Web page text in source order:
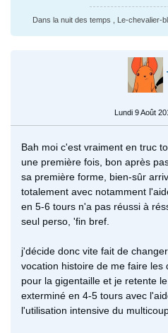
Dans la nuit des temps , Le-chevalier-
Lundi 9 Août
Bah moi c'est vraiment en truc
une première fois, bon après
sa première forme, bien-sûr
totalement avec notamment
en 5-6 tours n'a pas réussi à
seul perso, 'fin bref.
j'décide donc vite fait de
vocation histoire de me faire les
pour la gigentaille et je retente
exterminé en 4-5 tours avec
l'utilisation intensive du